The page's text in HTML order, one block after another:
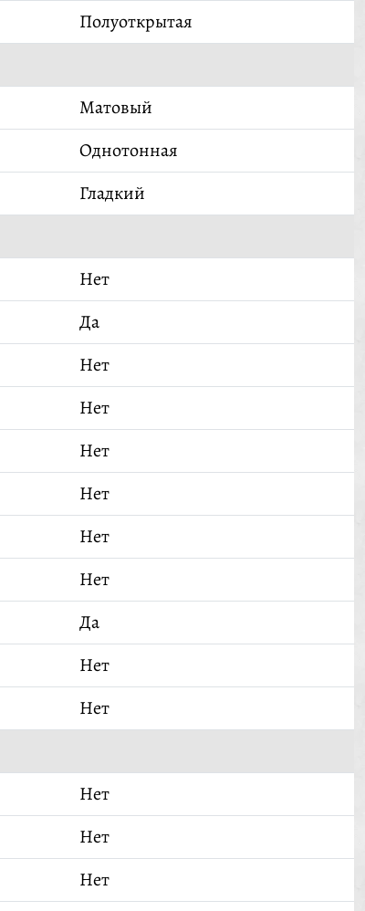
Полуоткрытая
Матовый
Однотонная
Гладкий
Нет
Да
Нет
Нет
Нет
Нет
Нет
Нет
Да
Нет
Нет
Нет
Нет
Нет